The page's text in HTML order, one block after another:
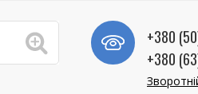
+380
+380